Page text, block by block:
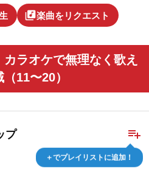
library_music楽曲をリクエスト
カラオケで無理なく歌え
11〜20）
playlist_add
＋でプレイリストに追加！
プ